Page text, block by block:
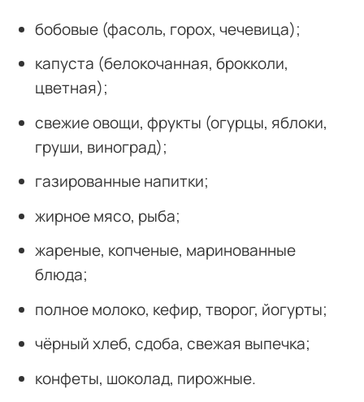
бобовые (фасоль, горох, чечевица);
капуста (белокочанная, брокколи,
цветная);
свежие овощи, фрукты (огурцы, яблоки,
груши, виноград);
газированные напитки;
жирное мясо, рыба;
жареные, копченые, маринованные
блюда;
полное молоко, кефир, творог, йогурты;
чёрный хлеб, сдоба, свежая выпечка;
конфеты, шоколад, пирожные.